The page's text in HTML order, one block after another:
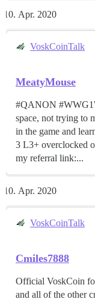
Apr. 2020
VoskCoinTalk
MeatyMouse
#QANON
space, not trying to
in the game and
3 L3+ overclocked
my referral link:...
Apr. 2020
VoskCoinTalk
Cmiles7888
Official VoskCoin
and all of the other